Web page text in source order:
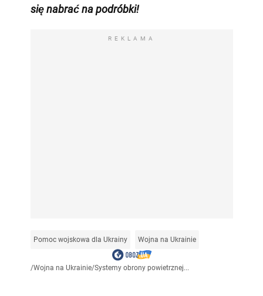
się nabrać na podróbki!
REKLAMA
Pomoc wojskowa dla Ukrainy Wojna na Ukrainie
/Wojna na Ukrainie/Systemy obrony powietrznej...